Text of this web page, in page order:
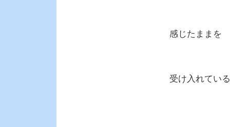
感じたままを
受け入れてい